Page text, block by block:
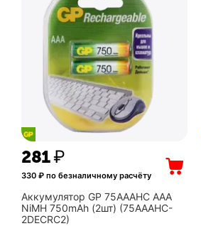
‍281‍₽
330 ₽ по безналичному расчёту
Аккумулятор GP 75AAAHC AAA
NiMH 750mAh (2шт) (75AAAHC-
2DECRC2)